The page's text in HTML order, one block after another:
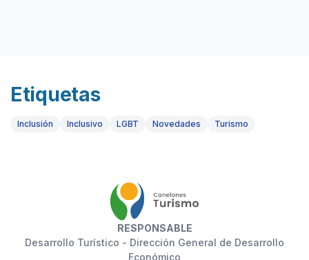
Etiquetas
Inclusión Inclusivo LGBT Novedades Turismo
RESPONSABLE
Desarrollo Turístico - Dirección General de Desarrollo
Económico